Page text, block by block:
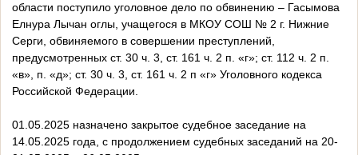
области поступило уголовное дело по обвинению – Гасымова
Елнура Лычан оглы, учащегося в МКОУ СОШ № 2 г. Нижние
Серги, обвиняемого в совершении преступлений,
предусмотренных ст. 30 ч. 3, ст. 161 ч. 2 п. «г»; ст. 112 ч. 2 п.
«в», п. «д»; ст. 30 ч. 3, ст. 161 ч. 2 п «г» Уголовного кодекса
Российской Федерации.
01.05.2025 назначено закрытое судебное заседание на
14.05.2025 года, с продолжением судебных заседаний на 20-